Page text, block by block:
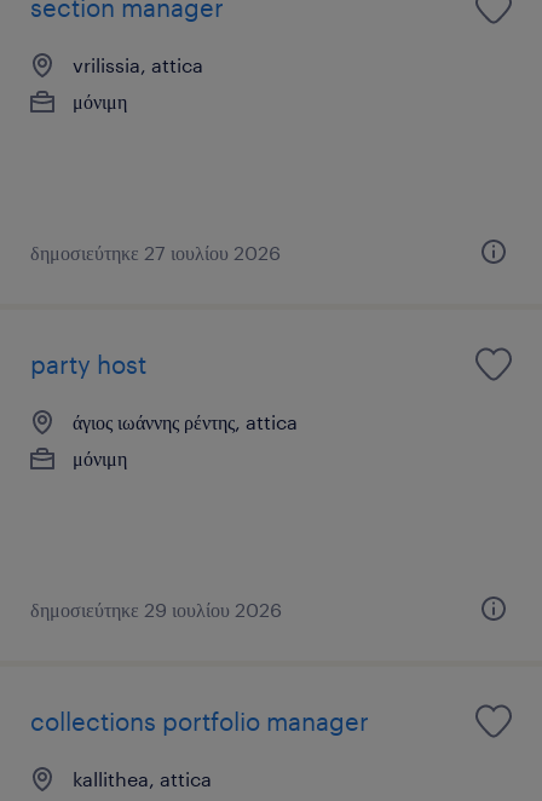
section manager
vrilissia, attica
μόνιμη
δημοσιεύτηκε 27 ιουλίου 2026
party host
άγιος ιωάννης ρέντης, attica
μόνιμη
δημοσιεύτηκε 29 ιουλίου 2026
collections portfolio manager
kallithea, attica